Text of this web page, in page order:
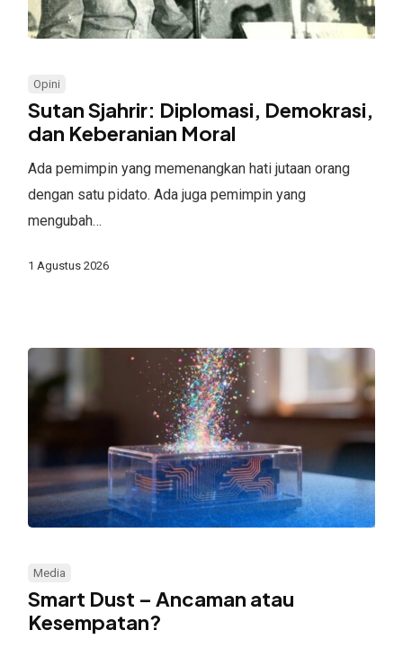
Sjahrir:
Diplomasi,
Demokrasi,
Keberanian
Moral
Opini
Sutan Sjahrir: Diplomasi, Demokrasi,
dan Keberanian Moral
Ada pemimpin yang memenangkan hati jutaan orang
dengan satu pidato. Ada juga pemimpin yang
mengubah…
1 Agustus 2026
Dust
–
Ancaman
Media
Smart Dust – Ancaman atau
Kesempatan?